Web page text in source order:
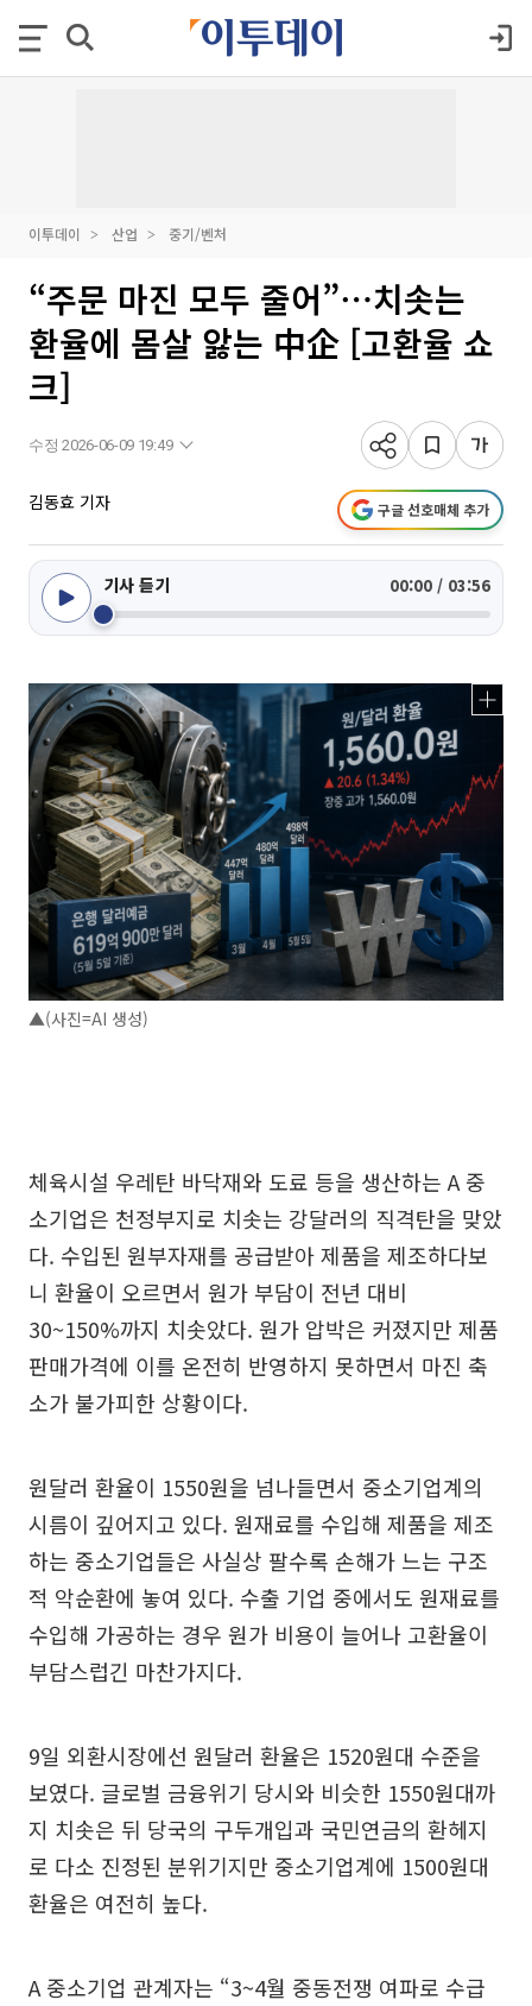
이투데이 산업 중기/벤처
“주문 마진 모두 줄어”⋯치솟는
환율에 몸살 앓는 中企 [고환율 쇼
크]
수정 2026-06-09 19:49
김동효 기자 구글 선호매체 추가
기사 듣기 00:00 / 03:56
▲(사진=AI 생성)
체육시설 우레탄 바닥재와 도료 등을 생산하는 A 중
소기업은 천정부지로 치솟는 강달러의 직격탄을 맞았
다. 수입된 원부자재를 공급받아 제품을 제조하다보
니 환율이 오르면서 원가 부담이 전년 대비
30~150%까지 치솟았다. 원가 압박은 커졌지만 제품
판매가격에 이를 온전히 반영하지 못하면서 마진 축
소가 불가피한 상황이다.
원달러 환율이 1550원을 넘나들면서 중소기업계의
시름이 깊어지고 있다. 원재료를 수입해 제품을 제조
하는 중소기업들은 사실상 팔수록 손해가 느는 구조
적 악순환에 놓여 있다. 수출 기업 중에서도 원재료를
수입해 가공하는 경우 원가 비용이 늘어나 고환율이
부담스럽긴 마찬가지다.
9일 외환시장에선 원달러 환율은 1520원대 수준을
보였다. 글로벌 금융위기 당시와 비슷한 1550원대까
지 치솟은 뒤 당국의 구두개입과 국민연금의 환헤지
로 다소 진정된 분위기지만 중소기업계에 1500원대
환율은 여전히 높다.
A 중소기업 관계자는 “3~4월 중동전쟁 여파로 수급